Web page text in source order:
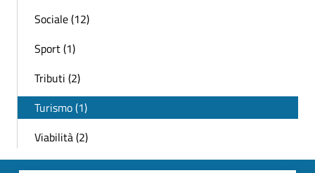
Sociale (12)
Sport (1)
Tributi (2)
Turismo (1)
Viabilità (2)